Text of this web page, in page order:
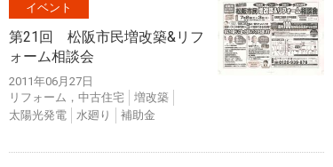
イベント
第21回 松阪市民増改築&リフ
ォーム相談会
2011年06月27日
リフォーム，中古住宅
増改築
太陽光発電
水廻り 補助金